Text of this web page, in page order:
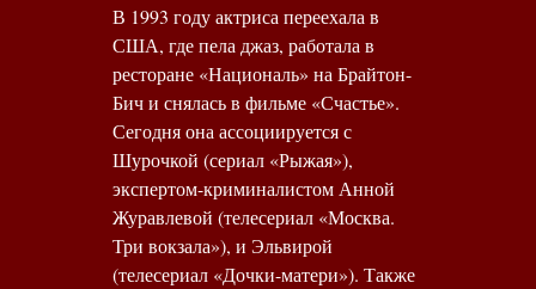
В 1993 году актриса переехала в
США, где пела джаз, работала в
ресторане «Националь» на Брайтон-
Бич и снялась в фильме «Счастье».
Сегодня она ассоциируется с
Шурочкой (сериал «Рыжая»),
экспертом-криминалистом Анной
Журавлевой (телесериал «Москва.
Три вокзала»), и Эльвирой
(телесериал «Дочки-матери»). Также